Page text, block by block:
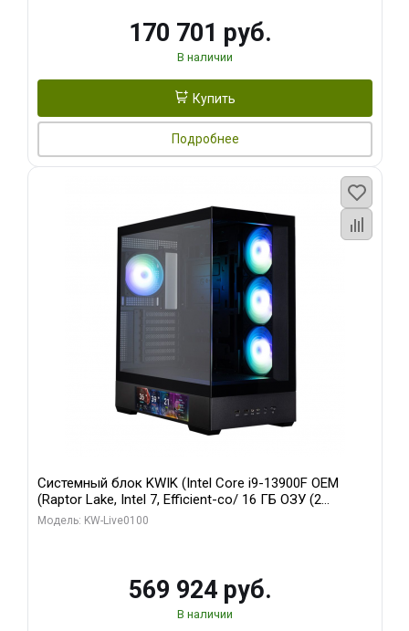
170 701 руб.
В наличии
Купить
Подробнее
Системный блок KWIK (Intel Core i9-13900F OEM
(Raptor Lake, Intel 7, Efficient-co/ 16 ГБ ОЗУ (2
модуля)/ Afox RTX4090 24GB GDDR6X 384-Bit 3xDP
Модель: KW-Live0100
569 924 руб.
В наличии